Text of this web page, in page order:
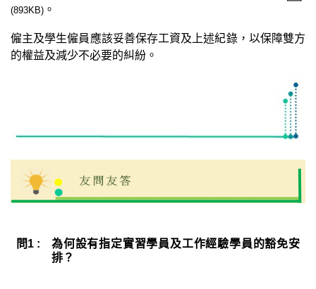
(893KB) 。
僱主及學生僱員應該妥善保存工資及上述紀錄，以保障雙方
的權益及減少不必要的糾紛。
問1 :
為何設有指定實習學員及工作經驗學員的豁免安
排？